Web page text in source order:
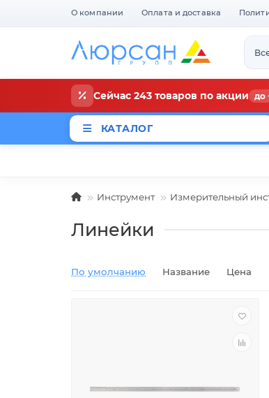
О компании Оплата и доставка
Сейчас 243 товаров по акции до
КАТАЛОГ
Инструмент Измерительный
Линейки
По умолчанию Название Цена